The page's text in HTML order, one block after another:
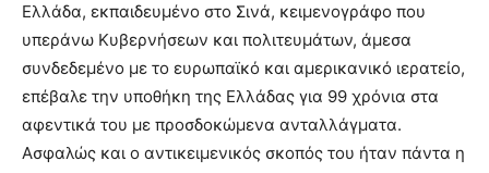
Ελλάδα, εκπαιδευμένο στο Σινά, κειμενογράφο που
υπεράνω Κυβερνήσεων και πολιτευμάτων, άμεσα
συνδεδεμένο με το ευρωπαϊκό και αμερικανικό ιερατείο,
επέβαλε την υποθήκη της Ελλάδας για 99 χρόνια στα
αφεντικά του με προσδοκώμενα ανταλλάγματα.
Ασφαλώς και ο αντικειμενικός σκοπός του ήταν πάντα η